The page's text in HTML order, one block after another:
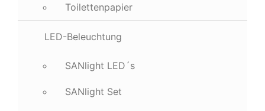
Toilettenpapier
LED-Beleuchtung
SANlight LED´s
SANlight Set